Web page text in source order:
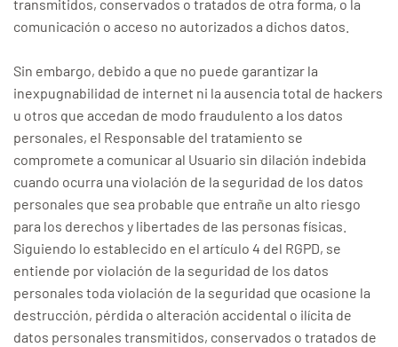
transmitidos, conservados o tratados de otra forma, o la
comunicación o acceso no autorizados a dichos datos.
Sin embargo, debido a que no puede garantizar la
inexpugnabilidad de internet ni la ausencia total de hackers
u otros que accedan de modo fraudulento a los datos
personales, el Responsable del tratamiento se
compromete a comunicar al Usuario sin dilación indebida
cuando ocurra una violación de la seguridad de los datos
personales que sea probable que entrañe un alto riesgo
para los derechos y libertades de las personas físicas.
Siguiendo lo establecido en el artículo 4 del RGPD, se
entiende por violación de la seguridad de los datos
personales toda violación de la seguridad que ocasione la
destrucción, pérdida o alteración accidental o ilícita de
datos personales transmitidos, conservados o tratados de